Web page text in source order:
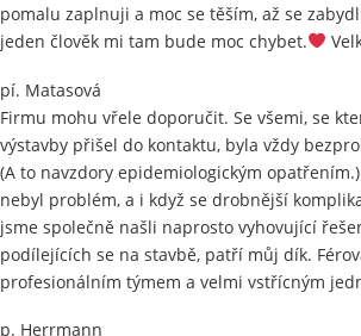
pomalu zaplnuji a moc se těším, až se
jeden člověk mi tam bude moc chybet.
pí. Matasová
Firmu mohu vřele doporučit. Se všemi, se
výstavby přišel do kontaktu, byla vždy
(A to navzdory epidemiologickým
nebyl problém, a i když se drobnější
jsme společně našli naprosto vyhovující
podílejících se na stavbě, patří můj dík.
profesionálním týmem a velmi vstřícným
p. Herrmann